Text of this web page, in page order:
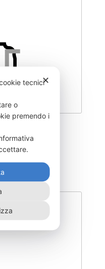
€
✕
tecnici
o
premendo i